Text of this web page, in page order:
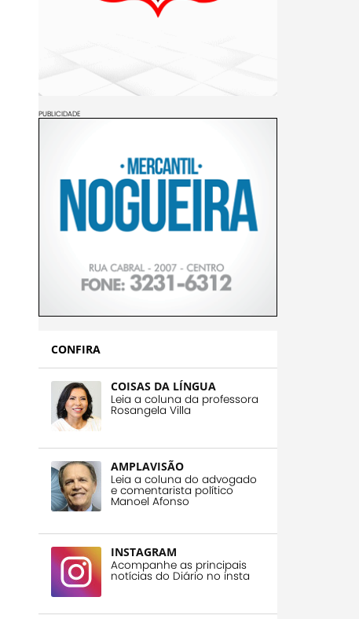
PUBLICIDADE
CONFIRA
COISAS DA LÍNGUA
Leia a coluna da professora
Rosangela Villa
AMPLAVISÃO
Leia a coluna do advogado
e comentarista político
Manoel Afonso
INSTAGRAM
Acompanhe as principais
notícias do Diário no insta